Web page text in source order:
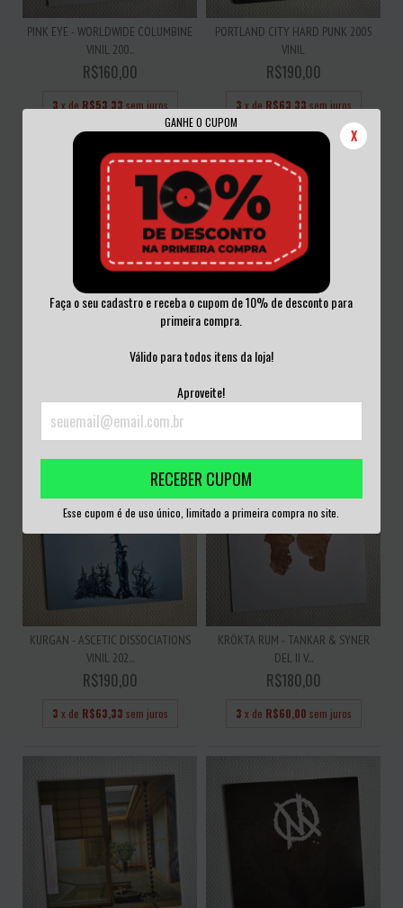
GANHE O CUPOM
X
Faça o seu cadastro e receba o cupom de 10% de desconto para
primeira compra.
Válido para todos itens da loja!
Aproveite!
RECEBER CUPOM
Esse cupom é de uso único, limitado a primeira compra no site.
PINK EYE - WORLDWIDE COLUMBINE
VINIL 200...
R$160,00
3 x de R$53,33 sem juros
PORTLAND CITY HARD PUNK 2005
VINIL
R$190,00
3 x de R$63,33 sem juros
TRICHECOS VINI...
BUSINESS TRIP T...
KURGAN - ASCETIC DISSOCIATIONS
VINIL 202...
R$190,00
3 x de R$63,33 sem juros
KRÖKTA RUM - TANKAR & SYNER
DEL II V...
R$180,00
3 x de R$60,00 sem juros